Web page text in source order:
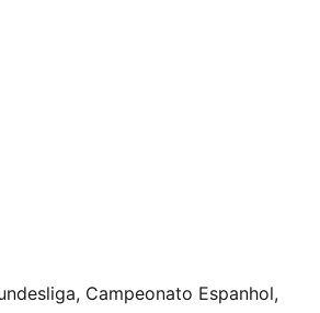
Campeonato Espanhol,